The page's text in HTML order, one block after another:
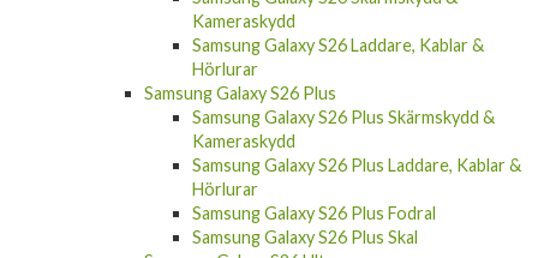
Samsung Galaxy
Samsung Galaxy S26
Samsung Galaxy S26 Fodral
Samsung Galaxy S26 Skal
Samsung Galaxy S26 Skärmskydd &
Kameraskydd
Samsung Galaxy S26 Laddare, Kablar &
Hörlurar
Samsung Galaxy S26 Plus
Samsung Galaxy S26 Plus Skärmskydd &
Kameraskydd